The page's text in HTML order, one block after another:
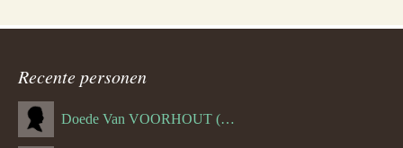
Recente personen
Doede Van VOORHOUT (Van FORNEHOLT) (--1101)